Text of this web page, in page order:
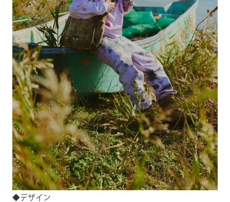
◆デザイン